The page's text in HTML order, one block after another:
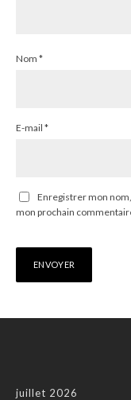
Nom *
E-mail *
Enregistrer mon
mon prochain
juillet 2026